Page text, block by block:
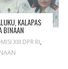
KALAPAS
BINAAN
XIII DPR RI,